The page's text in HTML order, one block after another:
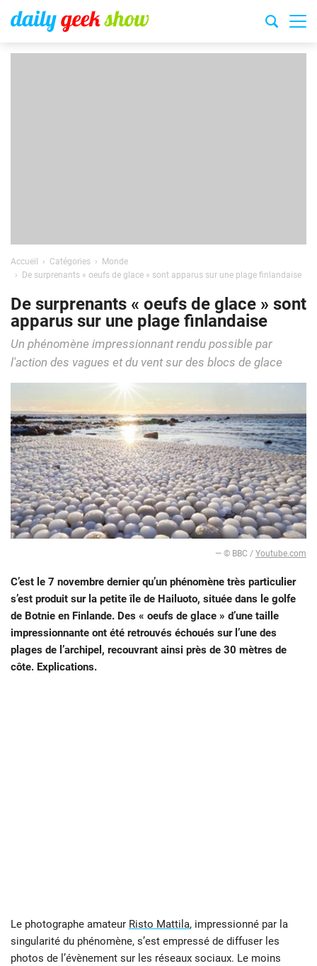
Accueil Catégories
Monde
De surprenants « oeufs de glace » sont apparus sur une plage finlandaise
De surprenants « oeufs de glace » sont
apparus sur une plage finlandaise
Un phénomène impressionnant rendu possible par
l'action des vagues et du vent sur des blocs de glace
— © BBC / Youtube.com
C’est le 7 novembre dernier qu’un phénomène très particulier
s’est produit sur la petite île de Hailuoto, située dans le golfe
de Botnie en Finlande. Des « oeufs de glace » d’une taille
impressionnante ont été retrouvés échoués sur l’une des
plages de l’archipel, recouvrant ainsi près de 30 mètres de
côte. Explications.
Le photographe amateur Risto Mattila, impressionné par la
singularité du phénomène, s’est empressé de diffuser les
photos de l’évènement sur les réseaux sociaux. Le moins